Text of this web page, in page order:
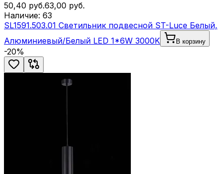
50,40 руб.63,00 руб.
Наличие: 63
SL1591.503.01 Светильник подвесной ST-Luce Белый,
Алюминиевый/Белый LED 1*6W 3000K
В корзину
-20%